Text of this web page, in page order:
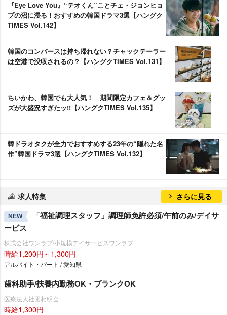
『Eye Love You』“テオくん”ことチェ・ジョンヒョ
プの沼に浸る！おすすめの韓国ドラマ3選【ハングク
TIMES Vol.142】
韓国のコンバースは持ち帰れない？チャックテーラー
は空港で没収されるの？【ハングクTIMES Vol.131】
ちいかわ、韓国でも大人気！ 期間限定カフェ＆グッ
ズが大盛況すぎたッ!!【ハングクTIMES Vol.135】
韓ドラオタクが全力でおすすめする23年の“隠れた名
作”韓国ドラマ3選【ハングクTIMES Vol.132】
求人特集 さらに見る
NEW
「福祉調理スタッフ」調理師免許必須/午前のみ/デイサ
ービス
株式会社ワンラブ/小規模デイサービスワンラブ
時給1,200円～1,300円
アルバイト・パート / 愛知県
歯科助手/扶養内勤務OK・ブランクOK
医療法人社団相明会
時給1,300円